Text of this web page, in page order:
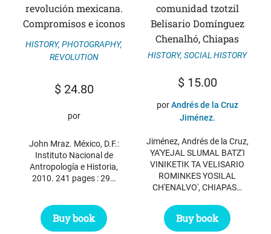
revolución mexicana.
Compromisos e iconos
HISTORY, PHOTOGRAPHY,
REVOLUTION
$24.80
por
John Mraz. México, D.F.:
Instituto Nacional de
Antropología e Historia,
2010. 241 pages : 29…
Buy book
comunidad tzotzil
Belisario Domínguez
Chenalhó, Chiapas
HISTORY, SOCIAL HISTORY
$15.00
porAndrés de la Cruz
Jiménez.
Jiménez, Andrés de la Cruz,
YA'YEJAL SLUMAL BATZ'I
VINIKETIK TA VELISARIO
ROMINKES YOSILAL
CH'ENALVO', CHIAPAS…
Buy book